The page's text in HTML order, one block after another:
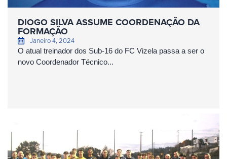
DIOGO SILVA ASSUME COORDENAÇÃO DA
FORMAÇÃO
Janeiro 4, 2024
O atual treinador dos Sub-16 do FC Vizela passa a ser o
novo Coordenador Técnico...